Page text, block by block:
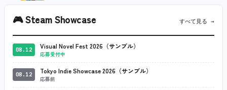
🎮Steam Showcase すべて見る →
08.12 Visual Novel Fest 2026（サンプル）
応募受付中
08.12 Tokyo Indie Showcase 2026（サンプル）
応募前